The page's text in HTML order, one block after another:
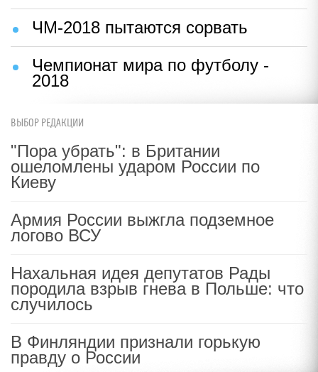
ЧМ-2018 пытаются сорвать
Чемпионат мира по футболу -
2018
ВЫБОР РЕДАКЦИИ
"Пора убрать": в Британии
ошеломлены ударом России по
Киеву
Армия России выжгла подземное
логово ВСУ
Нахальная идея депутатов Рады
породила взрыв гнева в Польше: что
случилось
В Финляндии признали горькую
правду о России